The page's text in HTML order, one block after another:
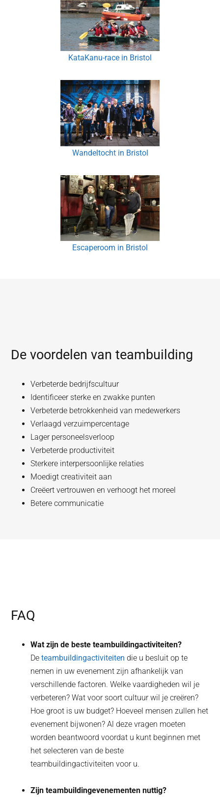
KataKanu-race in Bristol
Wandeltocht in Bristol
Escaperoom in Bristol
De voordelen van teambuilding
Verbeterde bedrijfscultuur
Identificeer sterke en zwakke punten
Verbeterde betrokkenheid van medewerkers
Verlaagd verzuimpercentage
Lager personeelsverloop
Verbeterde productiviteit
Sterkere interpersoonlijke relaties
Moedigt creativiteit aan
Creëert vertrouwen en verhoogt het moreel
Betere communicatie
FAQ
Wat zijn de beste teambuildingactiviteiten?
Deteambuildingactiviteiten die u besluit op te
nemen in uw evenement zijn afhankelijk van
verschillende factoren. Welke vaardigheden wil je
verbeteren? Wat voor soort cultuur wil je creëren?
Hoe groot is uw budget? Hoeveel mensen zullen het
evenement bijwonen? Al deze vragen moeten
worden beantwoord voordat u kunt beginnen met
het selecteren van de beste
teambuildingactiviteiten voor u.
Zijn teambuildingevenementen nuttig?